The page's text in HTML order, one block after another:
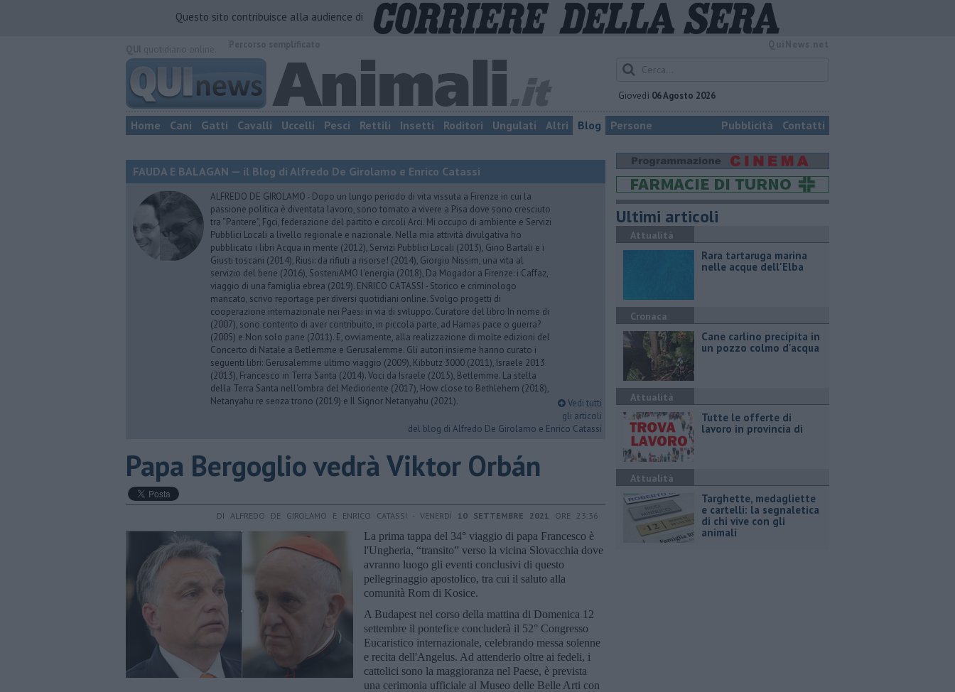
Questo sito contribuisce alla audience di
Giovedì 06 Agosto 2026
Home Cani Gatti Cavalli Uccelli Pesci Rettili Insetti Roditori Ungulati Altri Blog Persone Pubblicità Contatti
FAUDA E BALAGAN — il Blog di Alfredo De Girolamo e Enrico Catassi
ALFREDO DE GIROLAMO - Dopo un lungo periodo di vita vissuta a Firenze in cui la
passione politica è diventata lavoro, sono tornato a vivere a Pisa dove sono cresciuto
tra “Pantere”, Fgci, federazione del partito e circoli Arci. Mi occupo di ambiente e Servizi
Pubblici Locali a livello regionale e nazionale. Nella mia attività divulgativa ho
pubblicato i libri Acqua in mente (2012), Servizi Pubblici Locali (2013), Gino Bartali e i
Giusti toscani (2014), Riusi: da rifiuti a risorse! (2014), Giorgio Nissim, una vita al
servizio del bene (2016), SosteniAMO l'energia (2018), Da Mogador a Firenze: i Caffaz,
viaggio di una famiglia ebrea (2019). ENRICO CATASSI - Storico e criminologo
mancato, scrivo reportage per diversi quotidiani online. Svolgo progetti di
cooperazione internazionale nei Paesi in via di sviluppo. Curatore del libro In nome di
(2007), sono contento di aver contribuito, in piccola parte, ad Hamas pace o guerra?
(2005) e Non solo pane (2011). E, ovviamente, alla realizzazione di molte edizioni del
Concerto di Natale a Betlemme e Gerusalemme. Gli autori insieme hanno curato i
seguenti libri: Gerusalemme ultimo viaggio (2009), Kibbutz 3000 (2011), Israele 2013
(2013), Francesco in Terra Santa (2014). Voci da Israele (2015), Betlemme. La stella
della Terra Santa nell'ombra del Medioriente (2017), How close to Bethlehem (2018),
Netanyahu re senza trono (2019) e Il Signor Netanyahu (2021).
Vedi tutti
gli articoli
del blog di Alfredo De Girolamo e Enrico Catassi
Papa Bergoglio vedrà Viktor Orbán
DI ALFREDO DE GIROLAMO E ENRICO CATASSI - VENERDÌ 10 SETTEMBRE 2021 ORE 23:36
La prima tappa del 34° viaggio di papa Francesco è
l'Ungheria, “transito” verso la vicina Slovacchia dove
avranno luogo gli eventi conclusivi di questo
pellegrinaggio apostolico, tra cui il saluto alla
comunità Rom di Kosice.
A Budapest nel corso della mattina di Domenica 12
settembre il pontefice concluderà il 52° Congresso
Eucaristico internazionale, celebrando messa solenne
e recita dell'Angelus. Ad attenderlo oltre ai fedeli, i
cattolici sono la maggioranza nel Paese, è prevista
una cerimonia ufficiale al Museo delle Belle Arti con
Ultimi articoli
Attualità
Rara tartaruga marina
nelle acque dell'Elba
Cronaca
Cane carlino precipita in
un pozzo colmo d'acqua
Attualità
​Tutte le offerte di
lavoro in provincia di
Attualità
Targhette, medagliette
e cartelli: la segnaletica
di chi vive con gli
animali